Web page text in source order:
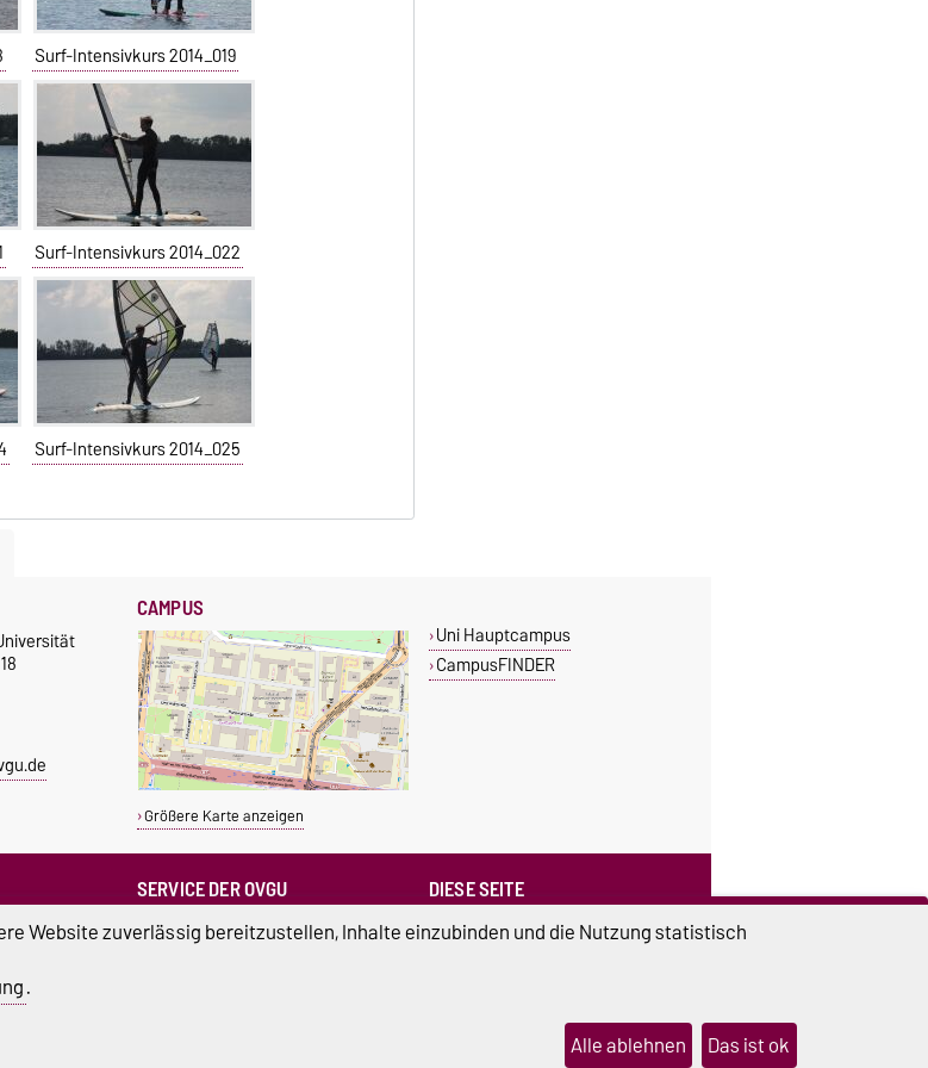
Surf-Intensivkurs 2014_019
Surf-Intensivkurs 2014_022
Surf-Intensivkurs 2014_025
CAMPUS
Größere Karte anzeigen
Uni Hauptcampus
CampusFINDER
SERVICE DER OVGU
Infopoint & Fundbüro
+49 391 67-54444
DIESE SEITE
Vorlesen
Website zuverlässig bereitzustellen, Inhalte einzubinden und die Nutzung statistisch
.
Alle ablehnen Das ist ok